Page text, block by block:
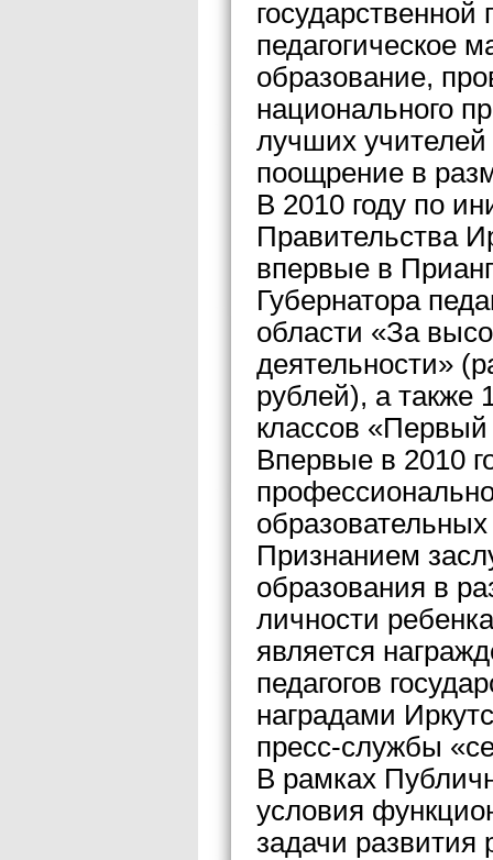
педагогическое
образование,
национального
лучших учителей
поощрение в
В 2010 году по
Правительства
впервые в
Губернатора
области «За
деятельности»
рублей), а также
классов
Впервые в 2010
Признанием
образования в
личности
является
педагогов
наградами
пресс-службы
В рамках
условия
задачи развития